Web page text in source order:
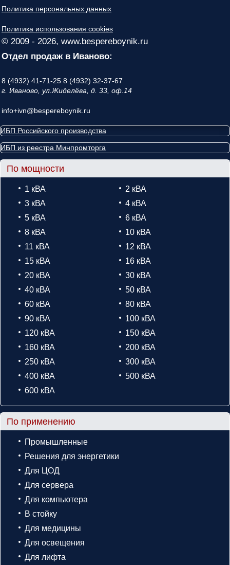
Политика персональных данных
Политика использования cookies
© 2009 - 2026, www.bespereboynik.ru
Отдел продаж в Иваново:
8 (4932) 41-71-25 8 (4932) 32-37-67
г. Иваново, ул.Жиделёва, д. 33, оф.14
info+ivn@bespereboynik.ru
ИБП Российского производства
ИБП из реестра Минпромторга
По мощности
1 кВА
2 кВА
3 кВА
4 кВА
5 кВА
6 кВА
8 кВА
10 кВА
11 кВА
12 кВА
15 кВА
16 кВА
20 кВА
30 кВА
40 кВА
50 кВА
60 кВА
80 кВА
90 кВА
100 кВА
120 кВА
150 кВА
160 кВА
200 кВА
250 кВА
300 кВА
400 кВА
500 кВА
600 кВА
По применению
Промышленные
Решения для энергетики
Для ЦОД
Для сервера
Для компьютера
В стойку
Для медицины
Для освещения
Для лифта